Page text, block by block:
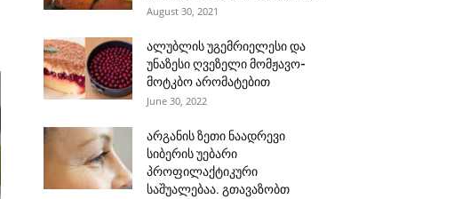
August 30, 2021
ალუბლის უგემრიელესი და
უნაზესი ღვეზელი მომჟავო-
მოტკბო არომატებით
June 30, 2022
არგანის ზეთი ნაადრევი
სიბერის უებარი
პროფილაქტიკური
საშუალებაა. გთავაზობთ